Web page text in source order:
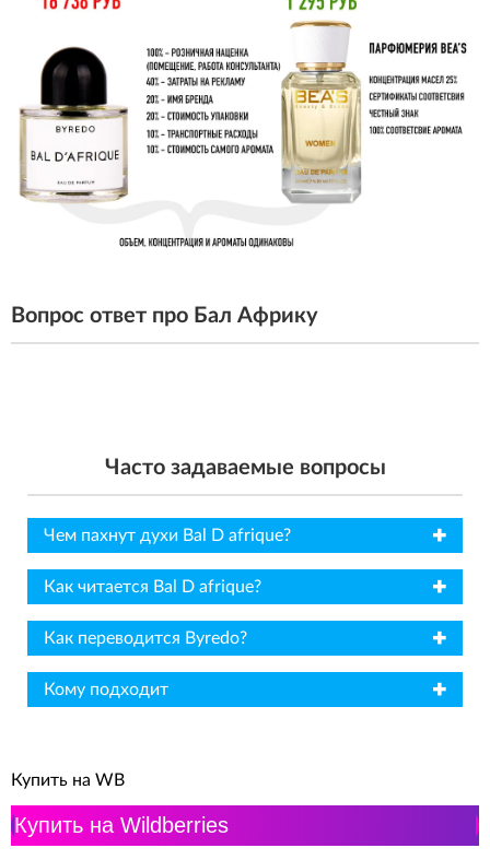
Вопрос ответ про Бал Африку
Часто задаваемые вопросы
✖
Чем пахнут духи Bal D afrique?
✖
Как читается Bal D afrique?
✖
Как переводится Byredo?
✖
Кому подходит
Купить на WB
Купить на Wildberries